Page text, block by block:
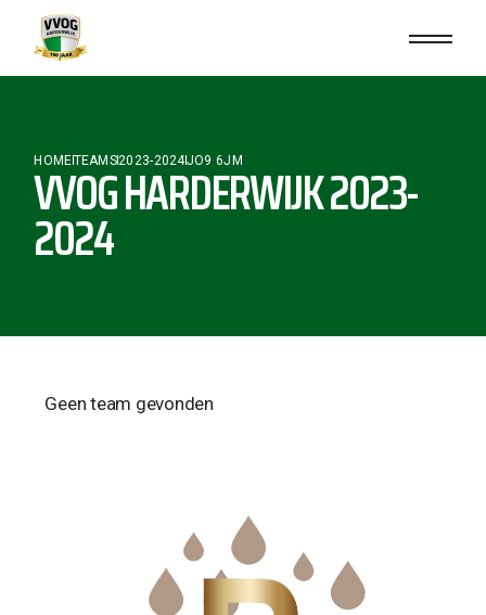
HOMETEAMS2023-2024JO9 6JM
VVOG HARDERWIJK 2023-
2024
Geen team gevonden